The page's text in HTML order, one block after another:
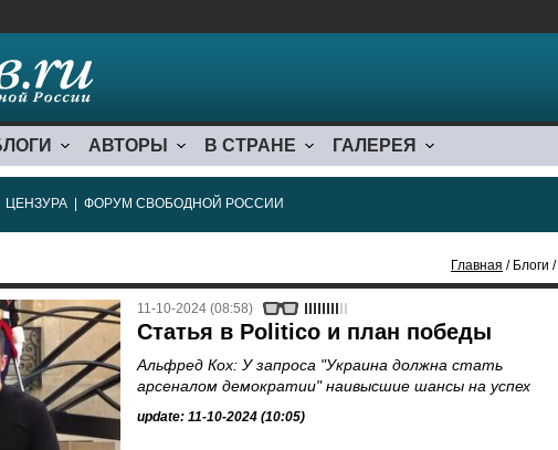
АВТОРЫ В СТРАНЕ ГАЛЕРЕЯ
ЦЕНЗУРА ФОРУМ СВОБОДНОЙ РОССИИ
Главная / Блоги /
11-10-2024 (08:58)
Статья в Politico и план победы
Альфред Кох: У запроса "Украина должна стать
арсеналом демократии" наивысшие шансы на успех
update: 11-10-2024 (10:05)